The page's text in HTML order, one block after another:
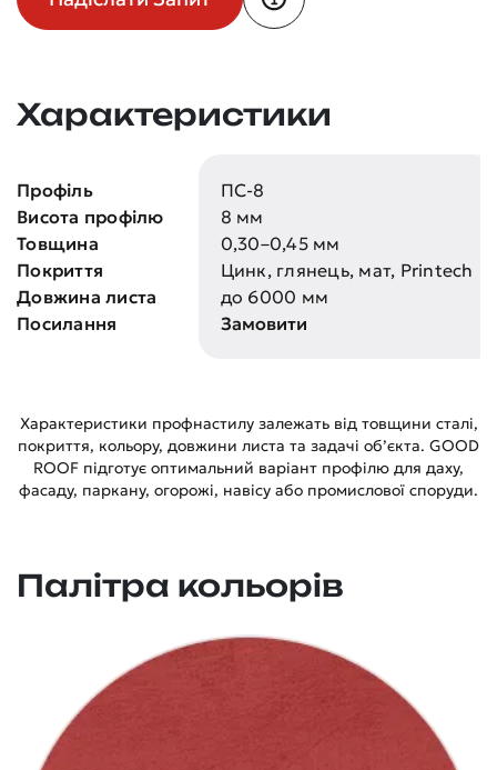
Характеристики
Профіль
Висота профілю
Товщина
Покриття
Довжина листа
Посилання
ПС-8
8 мм
0,30–0,45 мм
Цинк, глянець, мат, Printech
до 6000 мм
Замовити
Характеристики профнастилу залежать від товщини сталі,
покриття, кольору, довжини листа та задачі об’єкта. GOOD
ROOF підготує оптимальний варіант профілю для даху,
фасаду, паркану, огорожі, навісу або промислової споруди.
Палітра кольорів